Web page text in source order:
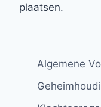
plaatsen.
Algemene